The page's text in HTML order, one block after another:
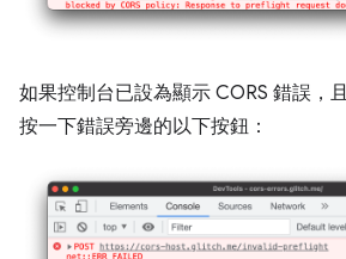
如果控制台已設為顯示 CORS 錯誤，
按一下錯誤旁邊的以下按鈕：